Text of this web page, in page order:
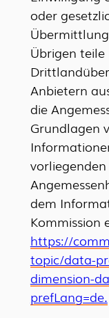
oder
Übermittlung
Übrigen
Anbietern
die
Grundlagen
vorliegenden
dem
Kommission
https://
topic/data-
dimension-
prefLang=de.